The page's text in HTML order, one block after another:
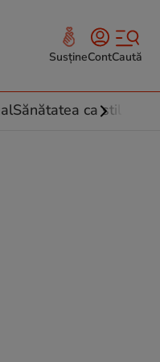
SusțineContCaută
Sănătatea ca stil de